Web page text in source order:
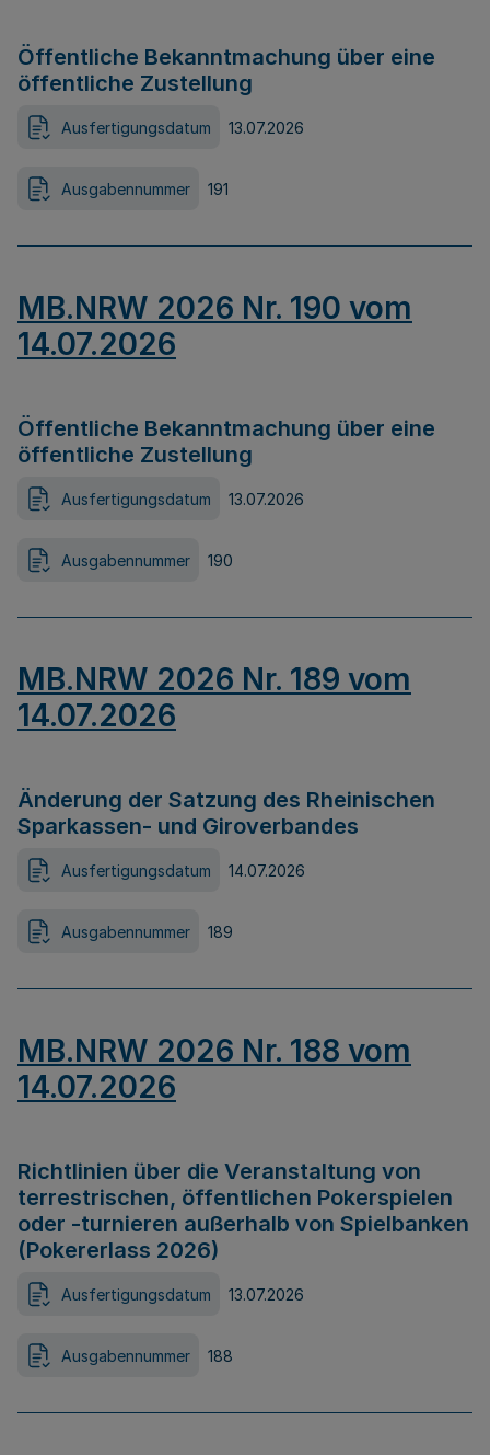
Öffentliche Bekanntmachung über eine
öffentliche Zustellung
Ausfertigungsdatum 13.07.2026
Ausgabennummer 191
MB.NRW 2026 Nr. 190 vom
14.07.2026
Öffentliche Bekanntmachung über eine
öffentliche Zustellung
Ausfertigungsdatum 13.07.2026
Ausgabennummer 190
MB.NRW 2026 Nr. 189 vom
14.07.2026
Änderung der Satzung des Rheinischen
Sparkassen- und Giroverbandes
Ausfertigungsdatum 14.07.2026
Ausgabennummer 189
MB.NRW 2026 Nr. 188 vom
14.07.2026
Richtlinien über die Veranstaltung von
terrestrischen, öffentlichen Pokerspielen
oder -turnieren außerhalb von Spielbanken
(Pokererlass 2026)
Ausfertigungsdatum 13.07.2026
Ausgabennummer 188